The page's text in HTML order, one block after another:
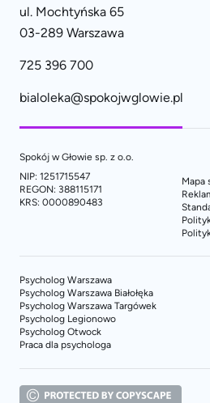
ul. Mochtyńska 65
03-289 Warszawa
725 396 700
bialoleka@spokojwglowie.pl
Spokój w Głowie sp. z o.o.
NIP: 1251715547
REGON: 388115171
KRS: 0000890483
Mapa
Psycholog Warszawa
Psycholog Warszawa Białołęka
Psycholog Warszawa Targówek
Psycholog Legionowo
Psycholog Otwock
Praca dla psychologa